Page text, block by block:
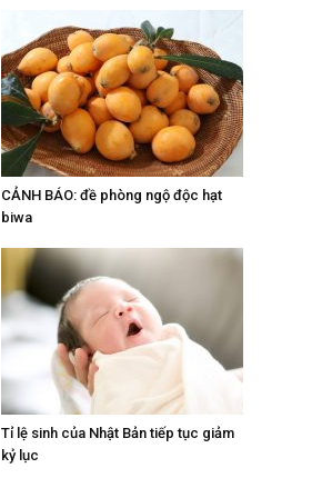
CẢNH BÁO: đề phòng ngộ độc hạt
biwa
Tỉ lệ sinh của Nhật Bản tiếp tục giảm
kỷ lục